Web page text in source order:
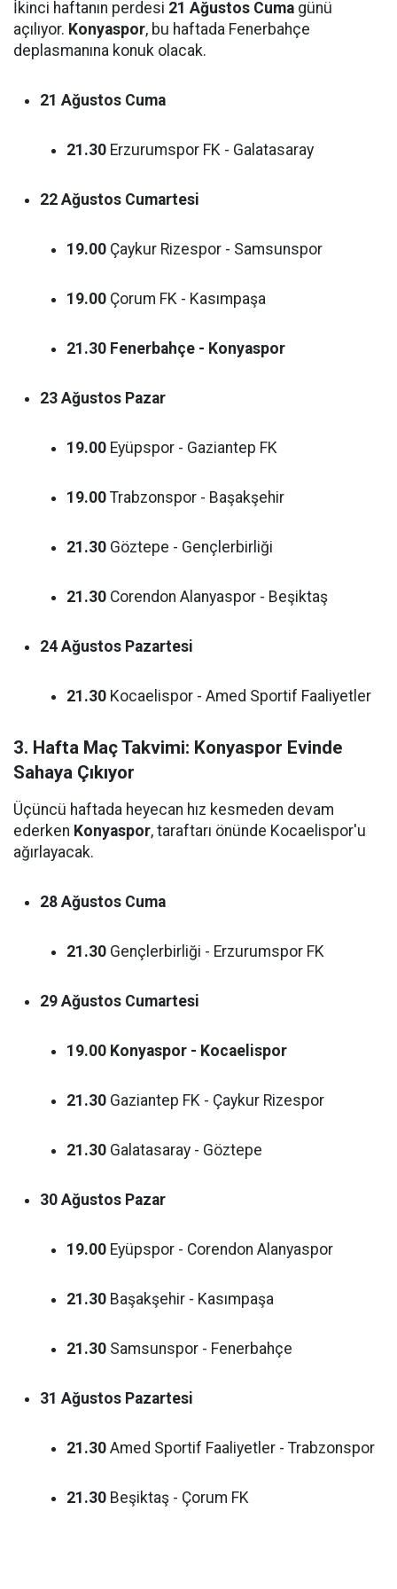
İkinci haftanın perdesi 21 Ağustos Cuma günü
açılıyor. Konyaspor, bu haftada Fenerbahçe
deplasmanına konuk olacak.
21 Ağustos Cuma
21.30 Erzurumspor FK - Galatasaray
22 Ağustos Cumartesi
19.00 Çaykur Rizespor - Samsunspor
19.00 Çorum FK - Kasımpaşa
21.30 Fenerbahçe - Konyaspor
23 Ağustos Pazar
19.00 Eyüpspor - Gaziantep FK
19.00 Trabzonspor - Başakşehir
21.30 Göztepe - Gençlerbirliği
21.30 Corendon Alanyaspor - Beşiktaş
24 Ağustos Pazartesi
21.30 Kocaelispor - Amed Sportif Faaliyetler
3. Hafta Maç Takvimi: Konyaspor Evinde
Sahaya Çıkıyor
Üçüncü haftada heyecan hız kesmeden devam
ederken Konyaspor, taraftarı önünde Kocaelispor'u
ağırlayacak.
28 Ağustos Cuma
21.30 Gençlerbirliği - Erzurumspor FK
29 Ağustos Cumartesi
19.00 Konyaspor - Kocaelispor
21.30 Gaziantep FK - Çaykur Rizespor
21.30 Galatasaray - Göztepe
30 Ağustos Pazar
19.00 Eyüpspor - Corendon Alanyaspor
21.30 Başakşehir - Kasımpaşa
21.30 Samsunspor - Fenerbahçe
31 Ağustos Pazartesi
21.30 Amed Sportif Faaliyetler - Trabzonspor
21.30 Beşiktaş - Çorum FK